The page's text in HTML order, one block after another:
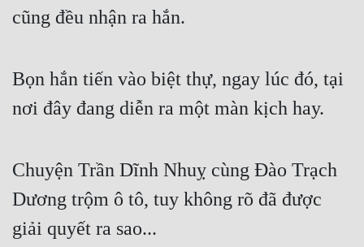
Dị Giới
Gia Đấu
Góc Nhìn Nam
Huyền Huyễn
Huyền Nghi
Huyền Ảo
cũng đều nhận ra hắn.
Bọn hắn tiến vào biệt thự, ngay lúc đó, tại
nơi đây đang diễn ra một màn kịch hay.
Chuyện Trần Dĩnh Nhuỵ cùng Đào Trạch
Dương trộm ô tô, tuy không rõ đã được
giải quyết ra sao...